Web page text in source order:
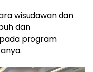
wisudawan dan
dan
program